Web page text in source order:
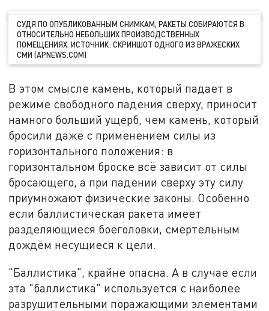
СУДЯ ПО ОПУБЛИКОВАННЫМ СНИМКАМ, РАКЕТЫ СОБИРАЮТСЯ В
ОТНОСИТЕЛЬНО НЕБОЛЬШИХ ПРОИЗВОДСТВЕННЫХ
ПОМЕЩЕНИЯХ. ИСТОЧНИК: СКРИНШОТ ОДНОГО ИЗ ВРАЖЕСКИХ
СМИ (APNEWS.COM)
В этом смысле камень, который падает в
режиме свободного падения сверху, приносит
намного больший ущерб, чем камень, который
бросили даже с применением силы из
горизонтального положения: в
горизонтальном броске всё зависит от силы
бросающего, а при падении сверху эту силу
приумножают физические законы. Особенно
если баллистическая ракета имеет
разделяющиеся боеголовки, смертельным
дождём несущиеся к цели.
"Баллистика", крайне опасна. А в случае если
эта "баллистика" используется с наиболее
разрушительными поражающими элементами